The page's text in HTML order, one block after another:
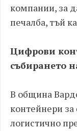
компании, за
печалба, тъй
Цифрови
събирането
В община
контейнери
логистично